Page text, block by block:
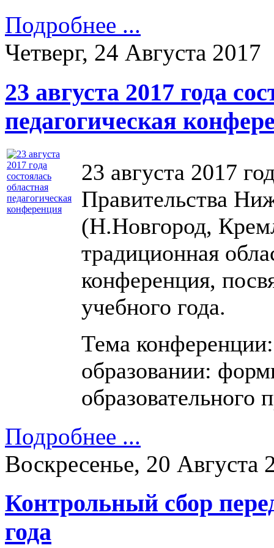
Подробнее ...
Четверг, 24 Августа 2017
23 августа 2017 года
педагогическая
23 августа 2017
Правительства
(Н.Новгород,
традиционная
конференция,
учебного года.
Тема
образовании:
образовательного
Подробнее ...
Воскресенье, 20 Августа
Контрольный сбор
года